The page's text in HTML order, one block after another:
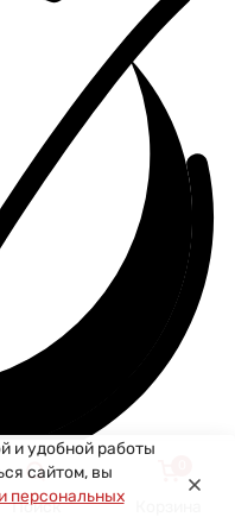
и удобной работы
сайтом, вы
персональных
Поиск
свяжемся с вами в